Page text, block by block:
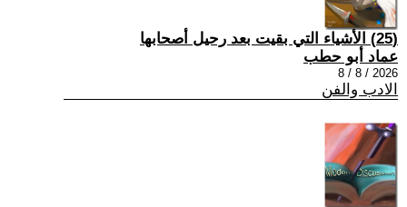
(25) الأشياء التي بقيت بعد رحيل أصحابها
عماد أبو حطب
2026 / 8 / 8
الادب والفن